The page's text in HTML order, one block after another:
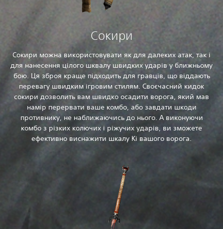
Сокири
Сокири можна використовувати як для далеких атак, так і
для нанесення цілого шквалу швидких ударів у ближньому
бою. Ця зброя краще підходить для гравців, що віддають
перевагу швидким ігровим стилям. Своєчасний кидок
сокири дозволить вам швидко осадити ворога, який мав
намір перервати ваше комбо, або завдати шкоди
противнику, не наближаючись до нього. А виконуючи
комбо з різких колючих і ріжучих ударів, ви зможете
ефективно виснажити шкалу Ki вашого ворога.